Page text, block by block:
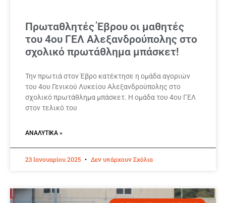
Πρωταθλητές Έβρου οι μαθητές
του 4ου ΓΕΛ Αλεξανδρούπολης στο
σχολικό πρωτάθλημα μπάσκετ!
Την πρωτιά στον Έβρο κατέκτησε η ομάδα αγοριών
του 4ου Γενικού Λυκείου Αλεξανδρούπολης στο
σχολικό πρωτάθλημα μπάσκετ. Η ομάδα του 4ου ΓΕΛ
στον τελικό του
ΑΝΑΛΥΤΙΚΆ »
23 Ιανουαρίου 2025 Δεν υπάρχουν Σχόλια